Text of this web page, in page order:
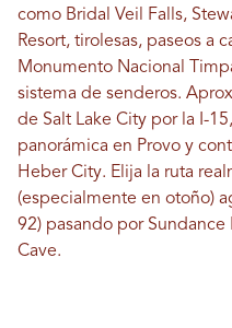
como Bridal Veil Falls,
Resort, tirolesas, paseos a
Monumento Nacional
sistema de senderos.
de Salt Lake City por la I-
panorámica en Provo y
Heber City. Elija la ruta
(especialmente en otoño)
92) pasando por
Cave.